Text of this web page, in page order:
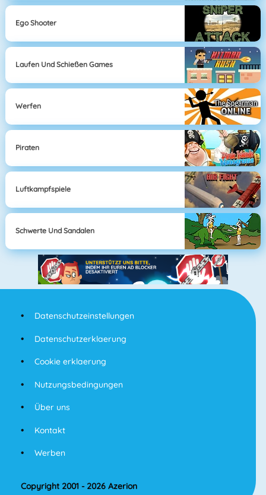
Ego Shooter
Laufen Und Schießen Games
Werfen
Piraten
Luftkampfspiele
Schwerte Und Sandalen
Datenschutzeinstellungen
Datenschutzerklaerung
Cookie erklaerung
Nutzungsbedingungen
Über uns
Kontakt
Werben
Copyright 2001 - 2026 Azerion